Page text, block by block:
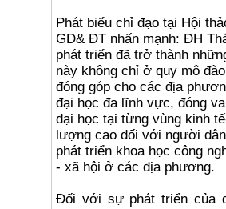
Phát biểu chỉ đạo tại Hội
GD& ĐT nhấn mạnh: ĐH
phát triển đã trở thành
này không chỉ ở quy mô
đóng góp cho các địa
đại học đa lĩnh vực, đóng
đại học tại từng vùng kinh
lượng cao đối với người
phát triển khoa học công
- xã hội ở các địa phương.
Đối với sự phát triển của